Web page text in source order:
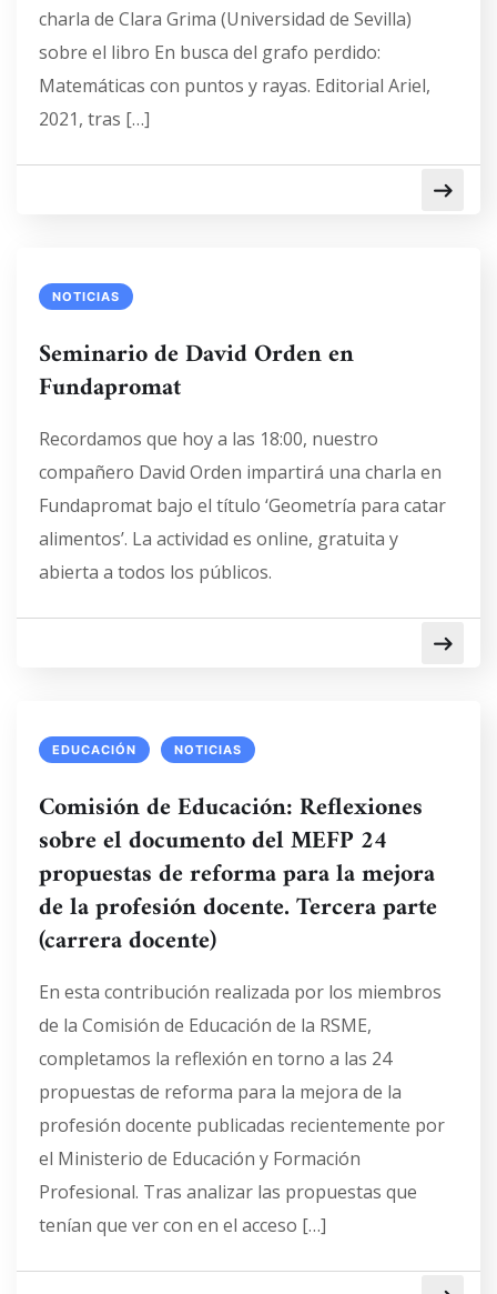
charla de Clara Grima (Universidad de Sevilla)
sobre el libro En busca del grafo perdido:
Matemáticas con puntos y rayas. Editorial Ariel,
2021, tras […]
NOTICIAS
Seminario de David Orden en
Fundapromat
Recordamos que hoy a las 18:00, nuestro
compañero David Orden impartirá una charla en
Fundapromat bajo el título ‘Geometría para catar
alimentos’. La actividad es online, gratuita y
abierta a todos los públicos.
EDUCACIÓN NOTICIAS
Comisión de Educación: Reflexiones
sobre el documento del MEFP 24
propuestas de reforma para la mejora
de la profesión docente. Tercera parte
(carrera docente)
En esta contribución realizada por los miembros
de la Comisión de Educación de la RSME,
completamos la reflexión en torno a las 24
propuestas de reforma para la mejora de la
profesión docente publicadas recientemente por
el Ministerio de Educación y Formación
Profesional. Tras analizar las propuestas que
tenían que ver con en el acceso […]